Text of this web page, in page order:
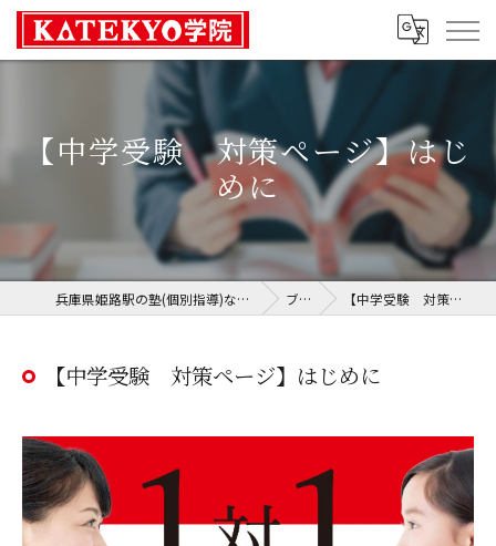
【中学受験 対策ページ】はじ
めに
兵庫県姫路駅の塾(個別指導)ならKATEKYO学院 姫路校 ブログ 【中学受験 対策ページ】はじめに
【中学受験 対策ページ】はじめに